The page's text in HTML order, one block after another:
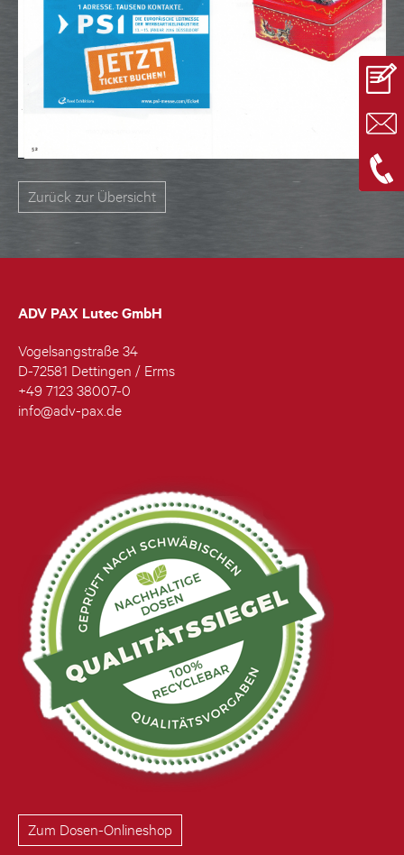
Zurück zur Übersicht
ADV PAX Lutec GmbH
Vogelsangstraße 34
D-72581 Dettingen / Erms
+49 7123 38007-0
info@adv-pax.de
Zum Dosen-Onlineshop